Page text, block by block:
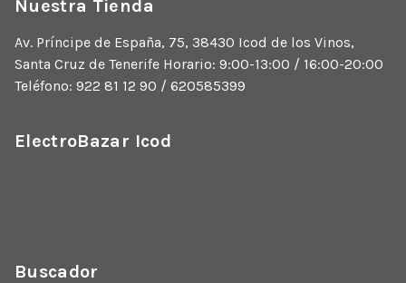
Nuestra Tienda
Av. Príncipe de España, 75, 38430 Icod de los Vinos,
Santa Cruz de Tenerife Horario: 9:00-13:00 / 16:00-20:00
Teléfono: 922 81 12 90 / 620585399
ElectroBazar Icod
Buscador